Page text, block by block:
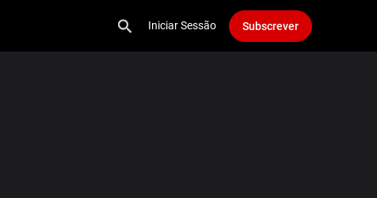
Iniciar Sessão Subscrever